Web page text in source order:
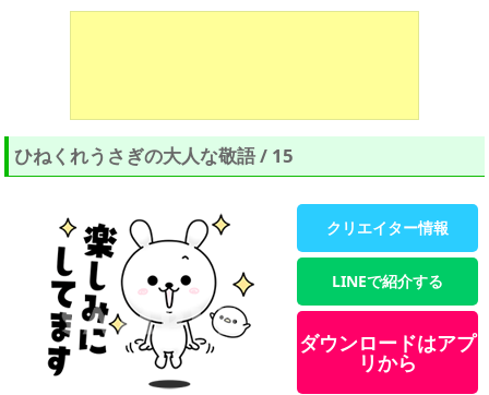
ひねくれうさぎの大人な敬語 / 15
クリエイター情報
LINEで紹介する
ダウンロードはアプ
リから